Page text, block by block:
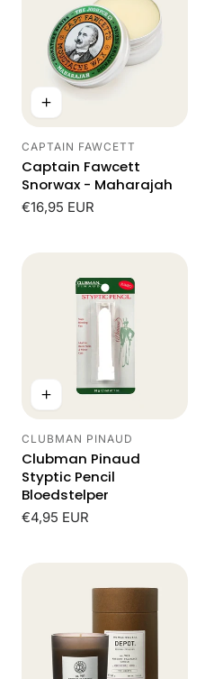
Leverancier:
CAPTAIN FAWCETT
Captain Fawcett
Snorwax - Maharajah
Normale
€16,95 EUR
Leverancier:
CLUBMAN PINAUD
Clubman Pinaud
Styptic Pencil
Bloedstelper
Normale
€4,95 EUR